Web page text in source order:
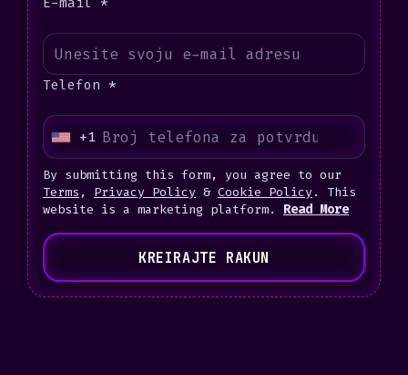
Telefon *
U
i
t
e
S
+1
By submitting this form, you agree to our
Terms , Privacy Policy & Cookie Policy. This
website is a marketing platform. Read More
KREIRAJTE RAKUN